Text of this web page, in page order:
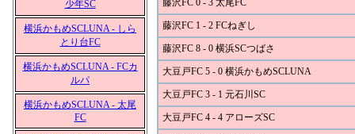
少年SC
横浜かもめSCLUNA - しら
とり台FC
横浜かもめSCLUNA - FCカ
ルパ
横浜かもめSCLUNA - 太尾
FC
藤沢FC 0 - 3 太尾FC
藤沢FC 1 - 2 FCねぎし
藤沢FC 8 - 0 横浜SCつばさ
大豆戸FC 5 - 0 横浜かもめSCLUNA
大豆戸FC 3 - 1 元石川SC
大豆戸FC 4 - 4 アローズSC